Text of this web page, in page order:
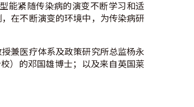
能紧随传染病的演变不断学习和适
在不断演变的环境中，为传染病研
兼医疗体系及政策研究所总监杨永
）的邓国雄博士；以及来自英国莱